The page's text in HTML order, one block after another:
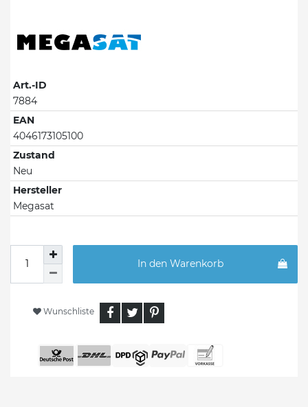
Art.-ID
7884
EAN
4046173105100
Zustand
Neu
Hersteller
Megasat
In den Warenkorb
Wunschliste